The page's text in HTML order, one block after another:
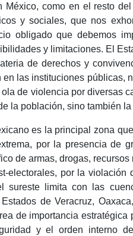
México, como en el resto
y sociales, que nos
obligado que debemos
y limitaciones. El
de derechos y
en las instituciones públicas,
de violencia por diversas
la población, sino también
es la principal zona
por la presencia de
de armas, drogas,
electorales, por la
sureste limita con las
de Veracruz,
de importancia
y el orden interno